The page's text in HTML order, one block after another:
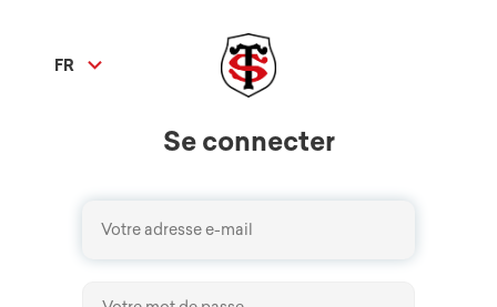
FR expand_more
Se connecter